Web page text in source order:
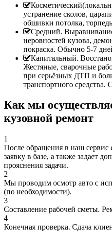
устранение сколов,
обшивки потолка,
Средний.
неровностей кузова,
покраска. Обычно 5-7
Капитальный.
Жестяные, сварочные
при серьёзных ДТП и
транспортного средства.
Как мы
кузовной ремонт
1
После обращения в наш
заявку в базе, а также задает
прояснения задачи.
2
Мы проводим осмотр авто с
(по необходимости).
3
Составление рабочей сметы.
4
Конечная проверка. Сдача